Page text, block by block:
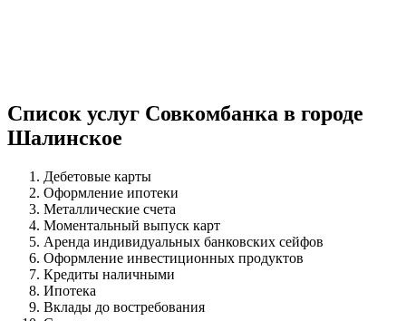
Список услуг Совкомбанка в городе
Шалинское
Дебетовые карты
Оформление ипотеки
Металлические счета
Моментальный выпуск карт
Аренда индивидуальных банковских сейфов
Оформление инвестиционных продуктов
Кредиты наличными
Ипотека
Вклады до востребования